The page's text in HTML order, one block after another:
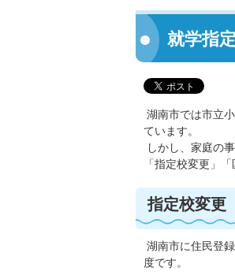
就学指
湖南市では市立
ています。
しかし、家庭の
「指定校変更」
指定校変更
湖南市に住民登
度です。